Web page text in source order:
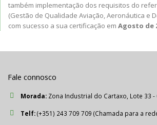
também implementação dos requisitos do
(Gestão de Qualidade Aviação, Aeronáutica e
com sucesso a sua certificação em Agosto de
Fale connosco
Morada: Zona Industrial do Cartaxo, Lote 33 -
Telf:(+351) 243 709 709 (Chamada para a